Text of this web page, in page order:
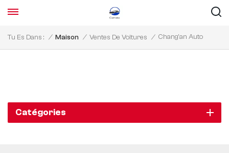
Tu Es Dans : / Maison / Ventes De Voitures / Chang'an Auto
Catégories